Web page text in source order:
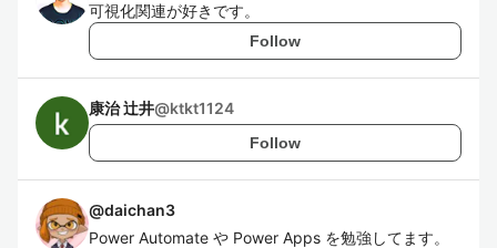
可視化関連が好きです。
Follow
康治 辻井@ktkt1124
Follow
@daichan3
Power Automate や Power Apps を勉強してます。